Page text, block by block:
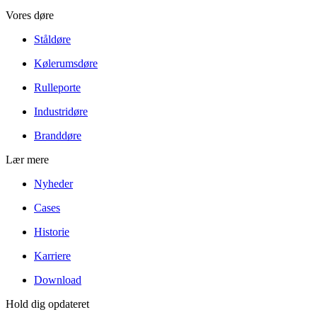
Vores døre
Ståldøre
Kølerumsdøre
Rulleporte
Industridøre
Branddøre
Lær mere
Nyheder
Cases
Historie
Karriere
Download
Hold dig opdateret